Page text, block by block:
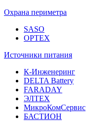
Охрана периметра
SASO
OPTEX
Источники питания
К-Инженеринг
DELTA Battery
FARADAY
ЭЛТЕХ
МикроКомСервис
БАСТИОН